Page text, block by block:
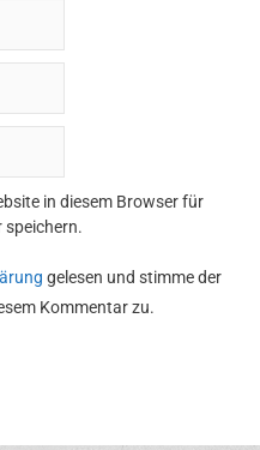
in diesem Browser für
speichern.
gelesen und stimme der
Kommentar zu.